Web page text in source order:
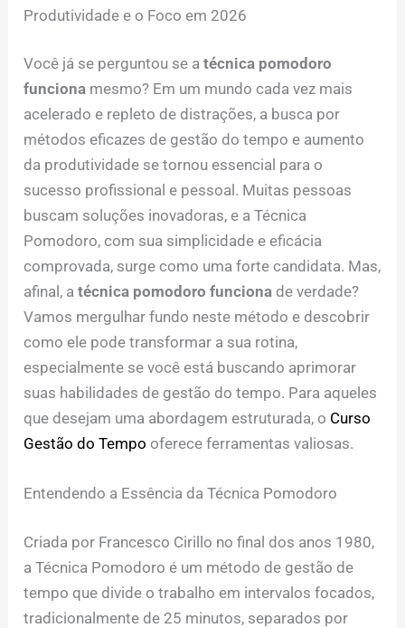
Produtividade e o Foco em 2026
Você já se perguntou se atécnica pomodoro
funciona mesmo? Em um mundo cada vez mais
acelerado e repleto de distrações, a busca por
métodos eficazes de gestão do tempo e aumento
da produtividade se tornou essencial para o
sucesso profissional e pessoal. Muitas pessoas
buscam soluções inovadoras, e a Técnica
Pomodoro, com sua simplicidade e eficácia
comprovada, surge como uma forte candidata. Mas,
afinal, atécnica pomodoro funciona de verdade?
Vamos mergulhar fundo neste método e descobrir
como ele pode transformar a sua rotina,
especialmente se você está buscando aprimorar
suas habilidades de gestão do tempo. Para aqueles
que desejam uma abordagem estruturada, o Curso
Gestão do Tempo oferece ferramentas valiosas.
Entendendo a Essência da Técnica Pomodoro
Criada por Francesco Cirillo no final dos anos 1980,
a Técnica Pomodoro é um método de gestão de
tempo que divide o trabalho em intervalos focados,
tradicionalmente de 25 minutos, separados por